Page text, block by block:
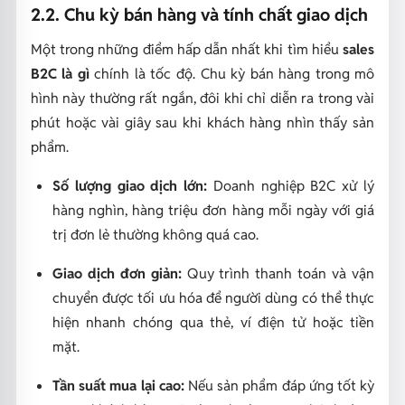
2.2. Chu kỳ bán hàng và tính chất giao dịch
Một trong những điểm hấp dẫn nhất khi tìm hiểusales
B2C là gìchính là tốc độ. Chu kỳ bán hàng trong mô
hình này thường rất ngắn, đôi khi chỉ diễn ra trong vài
phút hoặc vài giây sau khi khách hàng nhìn thấy sản
phẩm.
Số lượng giao dịch lớn: Doanh nghiệp B2C xử lý
hàng nghìn, hàng triệu đơn hàng mỗi ngày với giá
trị đơn lẻ thường không quá cao.
Giao dịch đơn giản:Quy trình thanh toán và vận
chuyển được tối ưu hóa để người dùng có thể thực
hiện nhanh chóng qua thẻ, ví điện tử hoặc tiền
mặt.
Tần suất mua lại cao:Nếu sản phẩm đáp ứng tốt kỳ